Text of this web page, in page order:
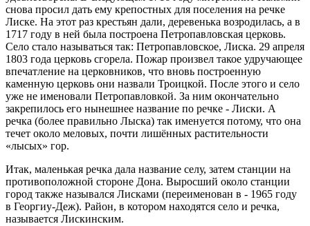
снова просил дать ему крепостных для поселения на речке
Лиске. На этот раз крестьян дали, деревенька возродилась, а в
1717 году в ней была построена Петропавловская церковь.
Село стало называться так: Петропавловское, Лиска. 29 апреля
1803 года церковь сгорела. Пожар произвел такое удручающее
впечатление на церковников, что вновь построенную
каменную церковь они назвали Троицкой. После этого и село
уже не именовали Петропавловкой. За ним окончательно
закрепилось его нынешнее название по речке - Лиски. А
речка (более правильно Лыска) так именуется потому, что она
течет около меловых, почти лишённых растительности
«лысых» гор.
Итак, маленькая речка дала название селу, затем станции на
противоположной стороне Дона. Выросший около станции
город также назывался Лисками (переименован в - 1965 году
в Георгиу-Деж). Район, в котором находятся село и речка,
называется Лискинским.